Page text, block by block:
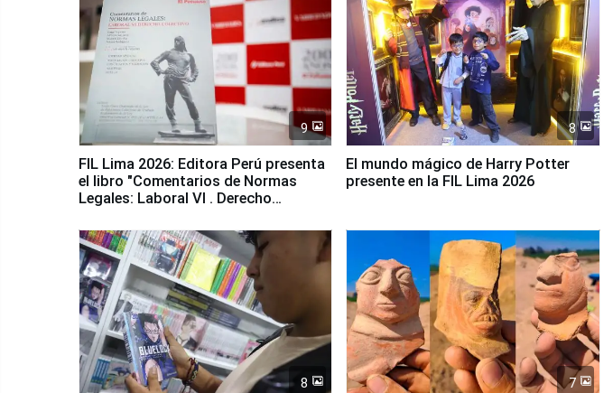
9
FIL Lima 2026: Editora Perú presenta
el libro "Comentarios de Normas
Legales: Laboral Vl . Derecho
8
El mundo mágico de Harry Potter
presente en la FIL Lima 2026
8 7